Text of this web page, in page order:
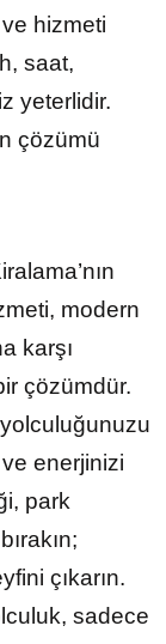
hizmeti
saat,
yeterlidir.
çözümü
modern
karşı
çözümdür.
ve enerjinizi
park
çıkarın.
sadece